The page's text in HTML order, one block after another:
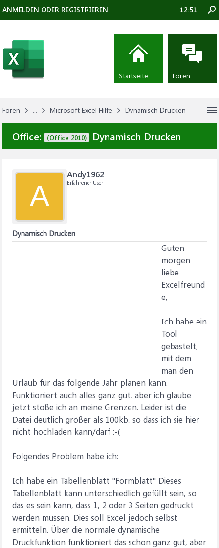
Foren ... Microsoft Excel Hilfe Dynamisch Drucken
Office: (Office 2010) Dynamisch Drucken
A
Andy1962
Erfahrener User
Dynamisch Drucken
Guten
morgen
liebe
Excelfreund
e,
Ich habe ein
Tool
gebastelt,
mit dem
man den
Urlaub für das folgende Jahr planen kann.
Funktioniert auch alles ganz gut, aber ich glaube
jetzt stoße ich an meine Grenzen. Leider ist die
Datei deutlich größer als 100kb, so dass ich sie hier
nicht hochladen kann/darf :-(
Folgendes Problem habe ich:
Ich habe ein Tabellenblatt "Formblatt" Dieses
Tabellenblatt kann unterschiedlich gefüllt sein, so
das es sein kann, dass 1, 2 oder 3 Seiten gedruckt
werden müssen. Dies soll Excel jedoch selbst
ermitteln. Über die normale dynamische
Druckfunktion funktioniert das schon ganz gut, aber
ANMELDEN ODER REGISTRIEREN 12:51
Startseite Foren